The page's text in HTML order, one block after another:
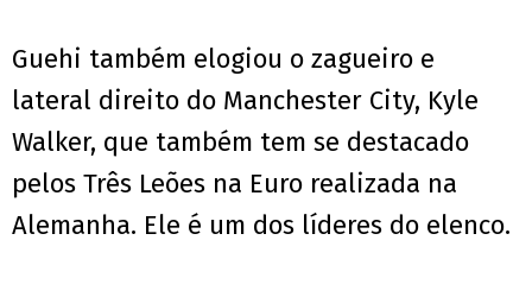
Guehi também elogiou o zagueiro e
lateral direito do Manchester City, Kyle
Walker, que também tem se destacado
pelos Três Leões na Euro realizada na
Alemanha. Ele é um dos líderes do elenco.